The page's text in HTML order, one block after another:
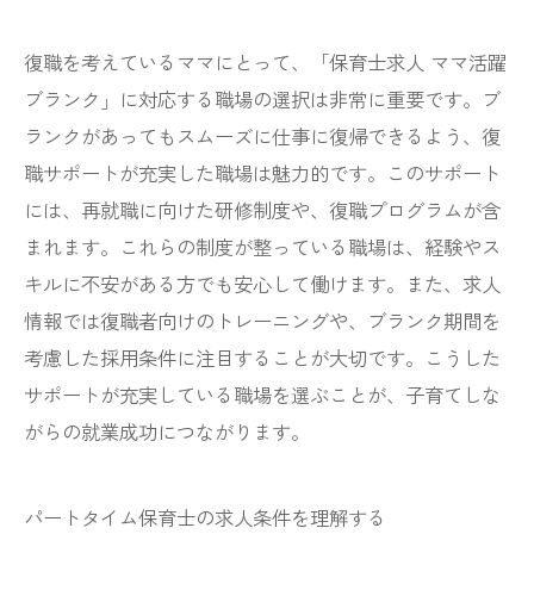
復職を考えているママにとって、「保育士求人 ママ活躍
ブランク」に対応する職場の選択は非常に重要です。ブ
ランクがあってもスムーズに仕事に復帰できるよう、復
職サポートが充実した職場は魅力的です。このサポート
には、再就職に向けた研修制度や、復職プログラムが含
まれます。これらの制度が整っている職場は、経験やス
キルに不安がある方でも安心して働けます。また、求人
情報では復職者向けのトレーニングや、ブランク期間を
考慮した採用条件に注目することが大切です。こうした
サポートが充実している職場を選ぶことが、子育てしな
がらの就業成功につながります。
パートタイム保育士の求人条件を理解する